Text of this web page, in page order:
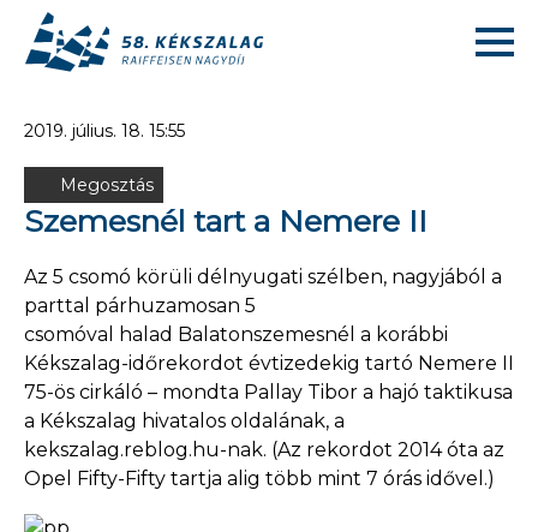
2019. július. 18. 15:55
Megosztás
Szemesnél tart a Nemere II
Az 5 csomó körüli délnyugati szélben, nagyjából a
parttal párhuzamosan 5
csomóval halad Balatonszemesnél a korábbi
Kékszalag-időrekordot évtizedekig tartó Nemere II
75-ös cirkáló – mondta Pallay Tibor a hajó taktikusa
a Kékszalag hivatalos oldalának, a
kekszalag.reblog.hu-nak. (Az rekordot 2014 óta az
Opel Fifty-Fifty tartja alig több mint 7 órás idővel.)